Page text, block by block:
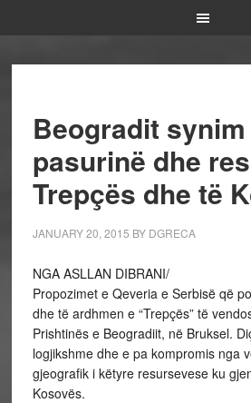
Beogradit
pasurinë dhe
Trepçës dhe të
JANUARY 20, 2015 BY DGRECA
NGA ASLLAN DIBRANI/
Propozimet e Qeveria e Serbisë që
dhe të ardhmen e “Trepçës” të
Prishtinës e Beogradiit, në Bruksel.
logjikshme dhe e pa kompromis nga
gjeografik i këtyre resursevese ku
Kosovës.